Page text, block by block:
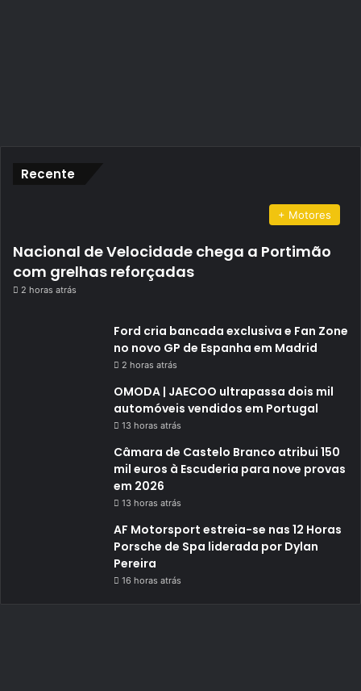
Recente
+ Motores
Nacional de Velocidade chega a Portimão
com grelhas reforçadas
2 horas atrás
Ford cria bancada exclusiva e Fan Zone
no novo GP de Espanha em Madrid
2 horas atrás
OMODA | JAECOO ultrapassa dois mil
automóveis vendidos em Portugal
13 horas atrás
Câmara de Castelo Branco atribui 150
mil euros à Escuderia para nove provas
em 2026
13 horas atrás
AF Motorsport estreia-se nas 12 Horas
Porsche de Spa liderada por Dylan
Pereira
16 horas atrás